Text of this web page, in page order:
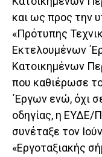
και ως προς την
«Πρότυπης
Εκτελουμένων
Κατοικημένων
που καθιέρωσε
΄Εργων ενώ, όχι
οδηγίας, η
συνέταξε τον
«Εργοταξιακής